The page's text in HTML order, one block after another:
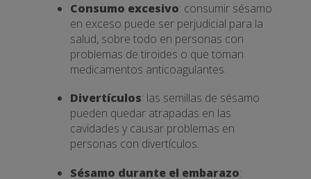
Consumo excesivo: consumir sésamo
en exceso puede ser perjudicial para la
salud, sobre todo en personas con
problemas de tiroides o que toman
medicamentos anticoagulantes.
Divertículos: las semillas de sésamo
pueden quedar atrapadas en las
cavidades y causar problemas en
personas con divertículos.
Sésamo durante el embarazo: